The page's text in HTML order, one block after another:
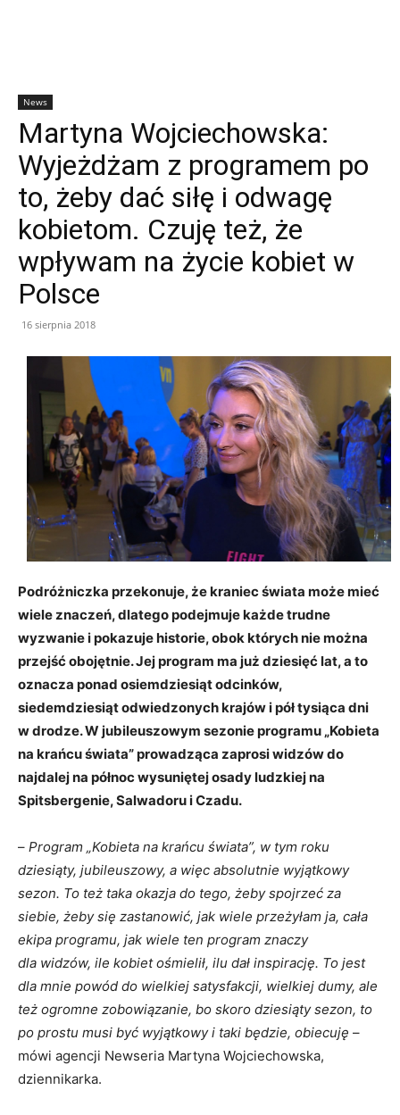
News
Martyna Wojciechowska:
Wyjeżdżam z programem po
to, żeby dać siłę i odwagę
kobietom. Czuję też, że
wpływam na życie kobiet w
Polsce
16 sierpnia 2018
Podróżniczka przekonuje, że kraniec świata może mieć
wiele znaczeń, dlatego podejmuje każde trudne
wyzwanie i pokazuje historie, obok których nie można
przejść obojętnie. Jej program ma już dziesięć lat, a to
oznacza ponad osiemdziesiąt odcinków,
siedemdziesiąt odwiedzonych krajów i pół tysiąca dni
w drodze. W jubileuszowym sezonie programu „Kobieta
na krańcu świata” prowadząca zaprosi widzów do
najdalej na północ wysuniętej osady ludzkiej na
Spitsbergenie, Salwadoru i Czadu.
– Program „Kobieta na krańcu świata”, w tym roku
dziesiąty, jubileuszowy, a więc absolutnie wyjątkowy
sezon. To też taka okazja do tego, żeby spojrzeć za
siebie, żeby się zastanowić, jak wiele przeżyłam ja, cała
ekipa programu, jak wiele ten program znaczy
dla widzów, ile kobiet ośmielił, ilu dał inspirację. To jest
dla mnie powód do wielkiej satysfakcji, wielkiej dumy, ale
też ogromne zobowiązanie, bo skoro dziesiąty sezon, to
po prostu musi być wyjątkowy i taki będzie, obiecuję –
mówi agencji Newseria Martyna Wojciechowska,
dziennikarka.